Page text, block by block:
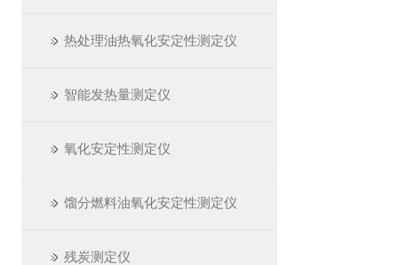
热处理油热氧化安定性测定仪
智能发热量测定仪
氧化安定性测定仪
馏分燃料油氧化安定性测定仪
残炭测定仪